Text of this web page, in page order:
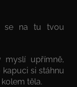
se na tu tvou
myslí upřímně,
si stáhnu
těla.